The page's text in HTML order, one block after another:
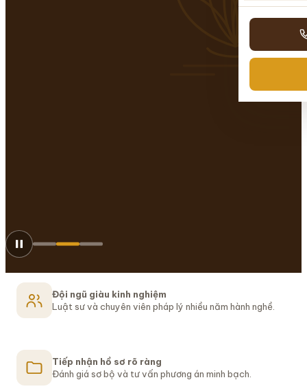
Đội ngũ giàu kinh nghiệm
Luật sư và chuyên viên pháp lý nhiều năm hành nghề.
Tiếp nhận hồ sơ rõ ràng
Đánh giá sơ bộ và tư vấn phương án minh bạch.